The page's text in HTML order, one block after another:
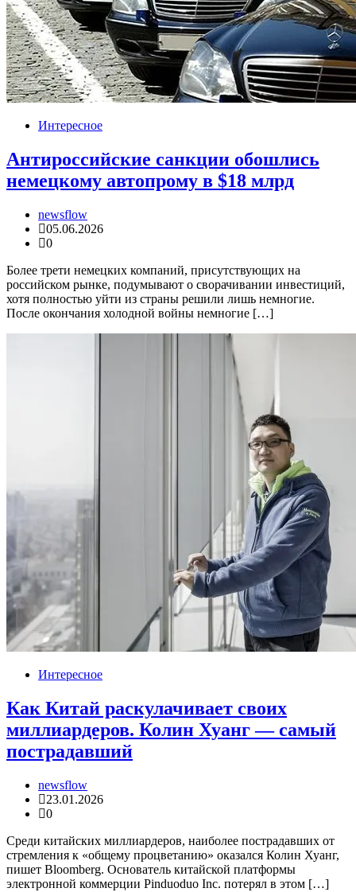
Интересное
Антироссийские санкции обошлись
немецкому автопрому в $18 млрд
newsflow
05.06.2026
0
Более трети немецких компаний, присутствующих на
российском рынке, подумывают о сворачивании инвестиций,
хотя полностью уйти из страны решили лишь немногие.
После окончания холодной войны немногие […]
Интересное
Как Китай раскулачивает своих
миллиардеров. Колин Хуанг — самый
пострадавший
newsflow
23.01.2026
0
Среди китайских миллиардеров, наиболее пострадавших от
стремления к «общему процветанию» оказался Колин Хуанг,
пишет Bloomberg. Основатель китайской платформы
электронной коммерции Pinduoduo Inc. потерял в этом […]